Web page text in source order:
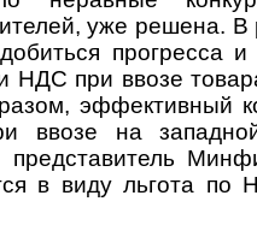
уже решена. В
прогресса
НДС при ввозе
эффективный
ввозе на
в виду льгота по